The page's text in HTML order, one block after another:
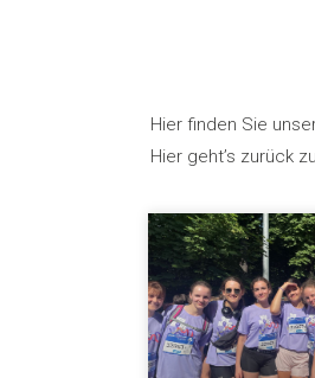
Hier finden Sie
Hier geht’s zurück